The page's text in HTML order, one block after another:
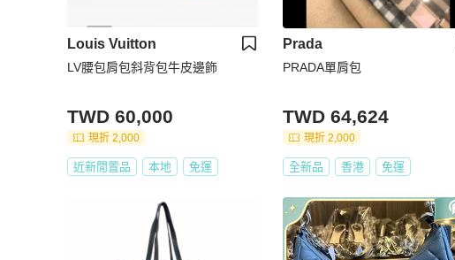
Louis Vuitton
LV腰包肩包斜背包牛皮邊飾
TWD 60,000
現折 2,000
近新閒置品 本地 免運
Prada
PRADA單肩包
TWD 64,624
現折 2,000
全新品 香港 免運